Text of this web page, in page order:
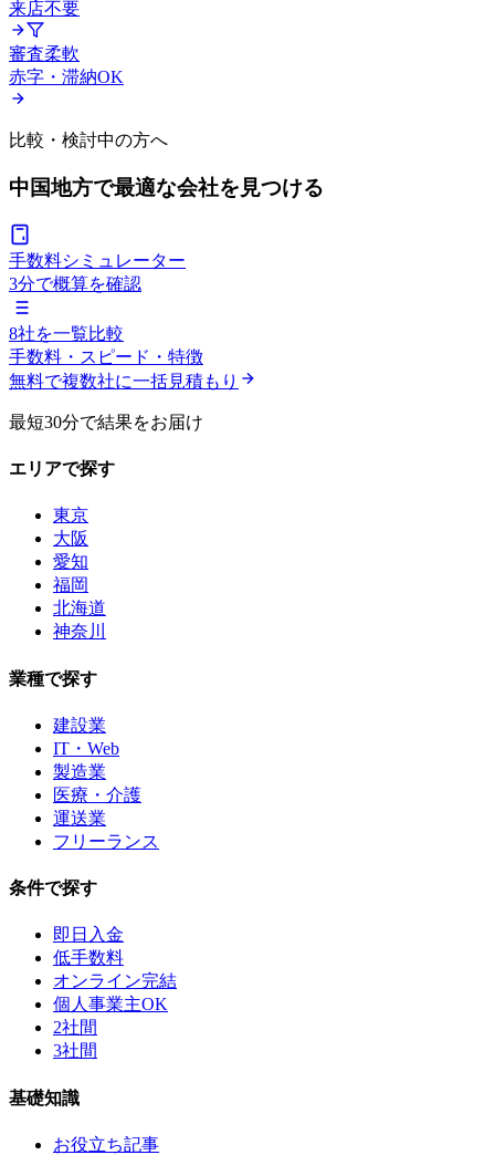
来店不要
審査柔軟
赤字・滞納OK
比較・検討中の方へ
中国地方で最適な会社を見つける
手数料シミュレーター
3分で概算を確認
8社を一覧比較
手数料・スピード・特徴
無料で複数社に一括見積もり
最短30分で結果をお届け
エリアで探す
東京
大阪
愛知
福岡
北海道
神奈川
業種で探す
建設業
IT・Web
製造業
医療・介護
運送業
フリーランス
条件で探す
即日入金
低手数料
オンライン完結
個人事業主OK
2社間
3社間
基礎知識
お役立ち記事